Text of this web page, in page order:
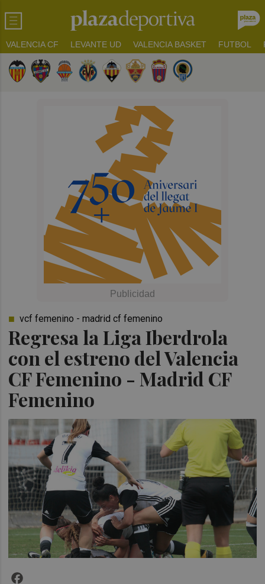
VALENCIA CF LEVANTE UD VALENCIA BASKET FUTBOL
Regresa la Liga Iberdrola
con el estreno del Valencia
CF Femenino - Madrid CF
Femenino
vcf femenino - madrid cf femenino